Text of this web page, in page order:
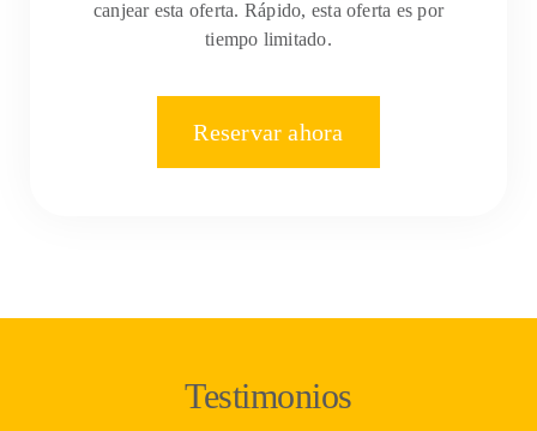
canjear esta oferta. Rápido, esta oferta es por
tiempo limitado.
Reservar ahora
Testimonios